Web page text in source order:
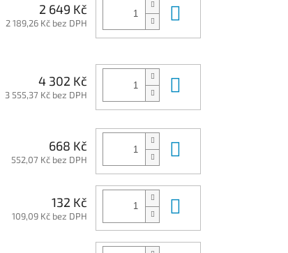
2 649 Kč
2 189,26 Kč bez DPH
4 302 Kč
3 555,37 Kč bez DPH
668 Kč
552,07 Kč bez DPH
132 Kč
109,09 Kč bez DPH